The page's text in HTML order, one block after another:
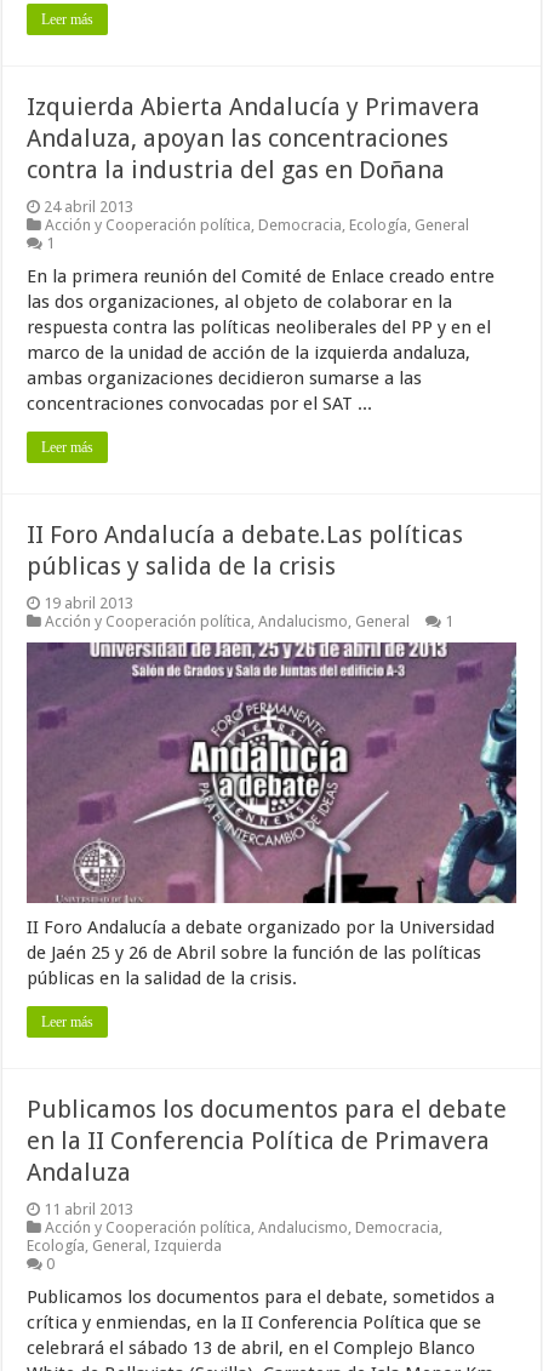
Leer más
Izquierda Abierta Andalucía y Primavera
Andaluza, apoyan las concentraciones
contra la industria del gas en Doñana
24 abril 2013
Acción y Cooperación política Democracia Ecología General
1
En la primera reunión del Comité de Enlace creado entre
las dos organizaciones, al objeto de colaborar en la
respuesta contra las políticas neoliberales del PP y en el
marco de la unidad de acción de la izquierda andaluza,
ambas organizaciones decidieron sumarse a las
concentraciones convocadas por el SAT ...
Leer más
II Foro Andalucía a debate.Las políticas
públicas y salida de la crisis
19 abril 2013
Acción y Cooperación política ,Andalucismo General 1
II Foro Andalucía a debate organizado por la Universidad
de Jaén 25 y 26 de Abril sobre la función de las políticas
públicas en la salidad de la crisis.
Leer más
Publicamos los documentos para el debate
en la II Conferencia Política de Primavera
Andaluza
11 abril 2013
Acción y Cooperación política ,Andalucismo Democracia
Ecología General Izquierda
0
Publicamos los documentos para el debate, sometidos a
crítica y enmiendas, en la II Conferencia Política que se
celebrará el sábado 13 de abril, en el Complejo Blanco